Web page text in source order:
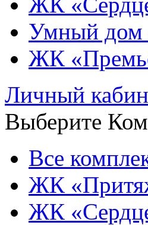
Умный дом
ЖК
Личный
Выберите
Все
ЖК
ЖК